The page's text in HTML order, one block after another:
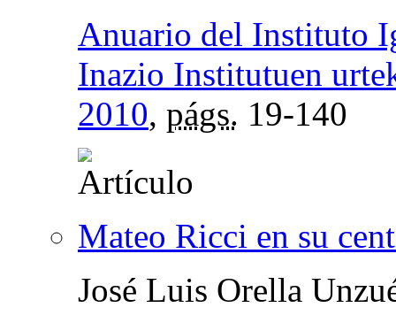
Anuario del Instituto
Inazio Institutuen
2010, págs. 19-140
Mateo Ricci en su
José Luis Orella